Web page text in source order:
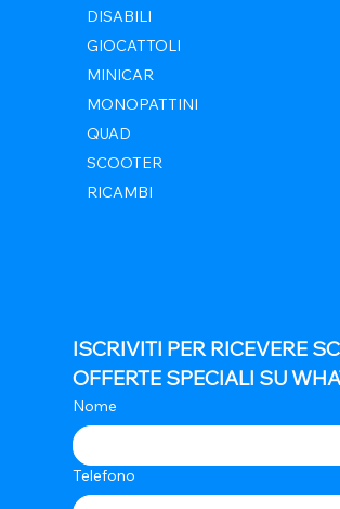
DISABILI
GIOCATTOLI
MINICAR
MONOPATTINI
QUAD
SCOOTER
RICAMBI
ISCRIVITI PER RICEVERE
OFFERTE SPECIALI SU
Nome
Telefono